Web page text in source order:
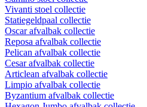
Vivanti stoel collectie
Statiegeldpaal collectie
Oscar afvalbak collectie
Reposa afvalbak collectie
Pelican afvalbak collectie
Cesar afvalbak collectie
Articlean afvalbak collectie
Limpio afvalbak collectie
Byzantium afvalbak collectie